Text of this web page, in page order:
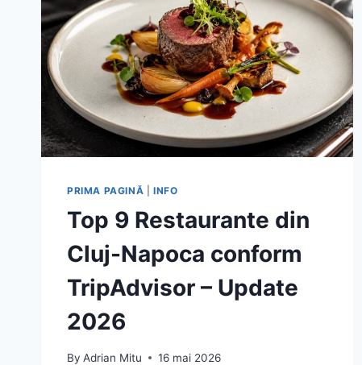
PRIMA PAGINĂ INFO
Top 9 Restaurante din
Cluj-Napoca conform
TripAdvisor – Update
2026
By Adrian Mitu 16 mai 2026